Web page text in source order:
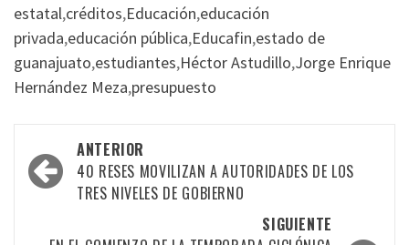
estatal,créditos,Educación,educación
privada,educación pública,Educafin,estado de
guanajuato,estudiantes,Héctor Astudillo,Jorge Enrique
Hernández Meza,presupuesto
Navegación
por
ANTERIOR
40 RESES MOVILIZAN A AUTORIDADES DE LOS
TRES NIVELES DE GOBIERNO
SIGUIENTE